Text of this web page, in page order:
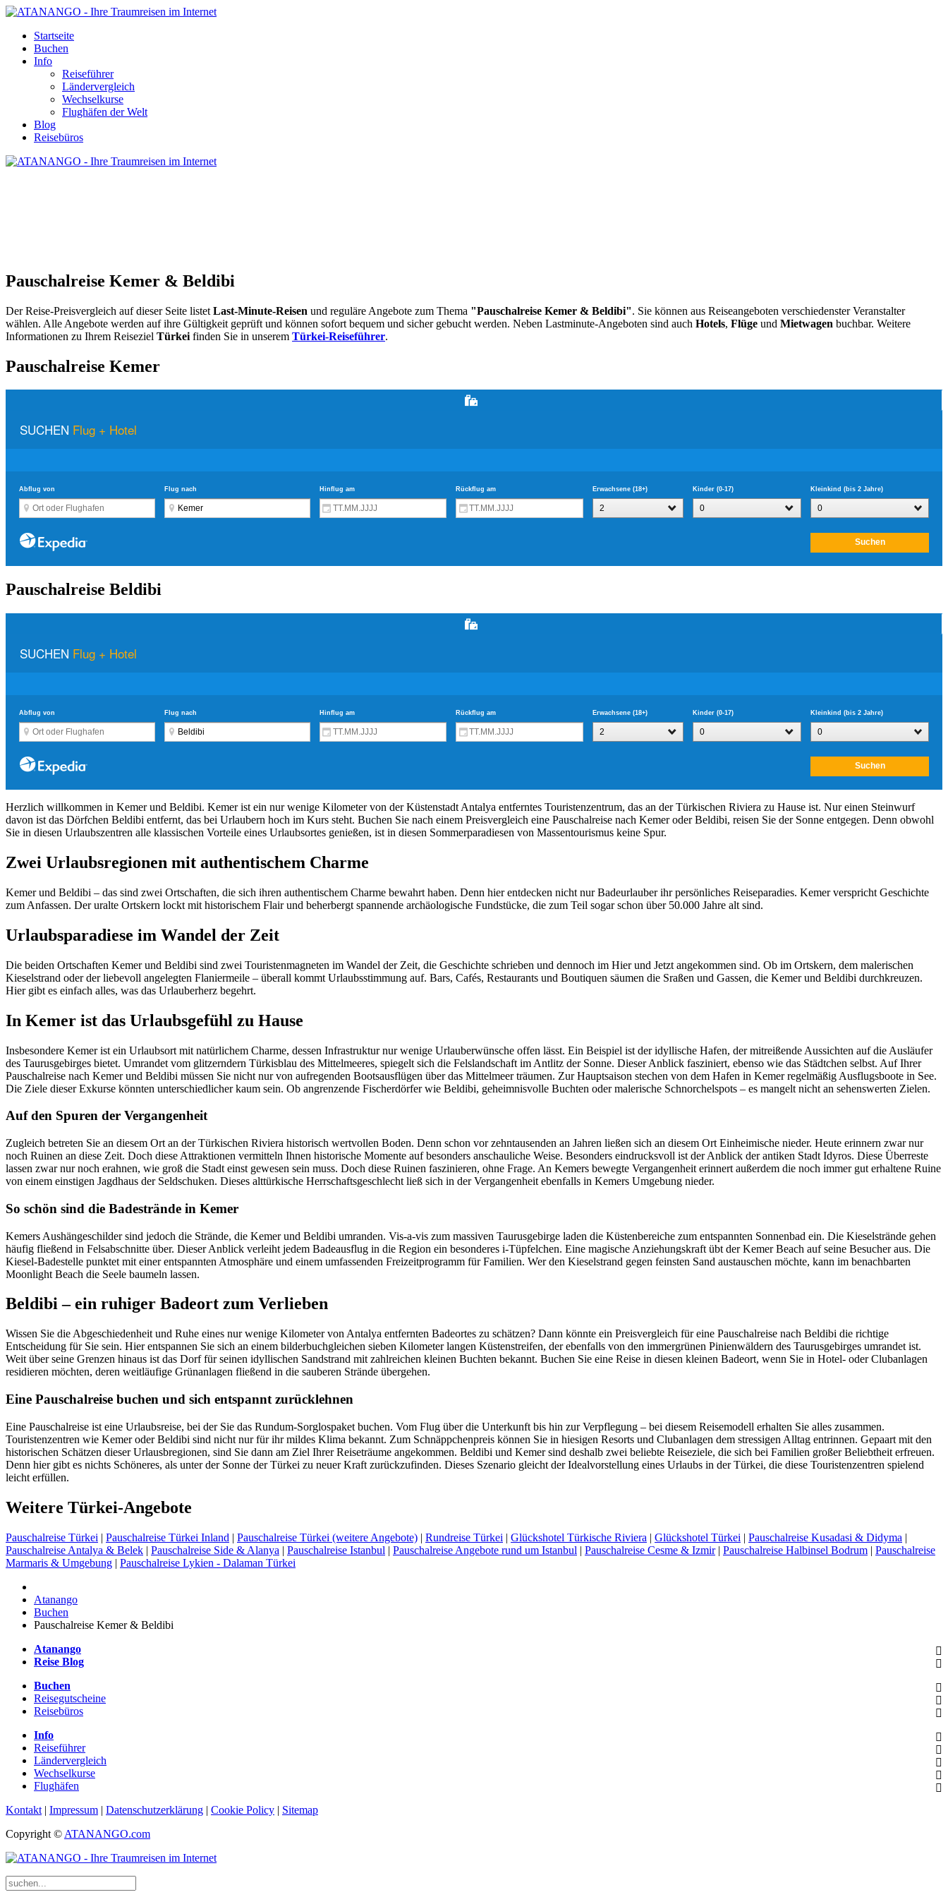
Startseite
Buchen
Info
Reiseführer
Ländervergleich
Wechselkurse
Flughäfen der Welt
Blog
Reisebüros
Pauschalreise Kemer & Beldibi
Der Reise-Preisvergleich auf dieser Seite listet Last-Minute-Reisen und reguläre Angebote zum Thema "Pauschalreise Kemer & Beldibi". Sie können aus Reiseangeboten verschiedenster Veranstalter
wählen. Alle Angebote werden auf ihre Gültigkeit geprüft und können sofort bequem und sicher gebucht werden. Neben Lastminute-Angeboten sind auch Hotels, Flüge und Mietwagen buchbar. Weitere
Informationen zu Ihrem Reiseziel Türkei finden Sie in unserem Türkei-Reiseführer.
Pauschalreise Kemer
Pauschalreise Beldibi
Herzlich willkommen in Kemer und Beldibi. Kemer ist ein nur wenige Kilometer von der Küstenstadt Antalya entferntes Touristenzentrum, das an der Türkischen Riviera zu Hause ist. Nur einen Steinwurf
davon ist das Dörfchen Beldibi entfernt, das bei Urlaubern hoch im Kurs steht. Buchen Sie nach einem Preisvergleich eine Pauschalreise nach Kemer oder Beldibi, reisen Sie der Sonne entgegen. Denn obwohl
Sie in diesen Urlaubszentren alle klassischen Vorteile eines Urlaubsortes genießen, ist in diesen Sommerparadiesen von Massentourismus keine Spur.
Zwei Urlaubsregionen mit authentischem Charme
Kemer und Beldibi – das sind zwei Ortschaften, die sich ihren authentischem Charme bewahrt haben. Denn hier entdecken nicht nur Badeurlauber ihr persönliches Reiseparadies. Kemer verspricht Geschichte
zum Anfassen. Der uralte Ortskern lockt mit historischem Flair und beherbergt spannende archäologische Fundstücke, die zum Teil sogar schon über 50.000 Jahre alt sind.
Urlaubsparadiese im Wandel der Zeit
Die beiden Ortschaften Kemer und Beldibi sind zwei Touristenmagneten im Wandel der Zeit, die Geschichte schrieben und dennoch im Hier und Jetzt angekommen sind. Ob im Ortskern, dem malerischen
Kieselstrand oder der liebevoll angelegten Flaniermeile – überall kommt Urlaubsstimmung auf. Bars, Cafés, Restaurants und Boutiquen säumen die Sraßen und Gassen, die Kemer und Beldibi durchkreuzen.
Hier gibt es einfach alles, was das Urlauberherz begehrt.
In Kemer ist das Urlaubsgefühl zu Hause
Insbesondere Kemer ist ein Urlaubsort mit natürlichem Charme, dessen Infrastruktur nur wenige Urlauberwünsche offen lässt. Ein Beispiel ist der idyllische Hafen, der mitreißende Aussichten auf die Ausläufer
des Taurusgebirges bietet. Umrandet vom glitzerndern Türkisblau des Mittelmeeres, spiegelt sich die Felslandschaft im Antlitz der Sonne. Dieser Anblick fasziniert, ebenso wie das Städtchen selbst. Auf Ihrer
Pauschalreise nach Kemer und Beldibi müssen Sie nicht nur von aufregenden Bootsausflügen über das Mittelmeer träumen. Zur Hauptsaison stechen von dem Hafen in Kemer regelmäßig Ausflugsboote in See.
Die Ziele dieser Exkurse könnten unterschiedlicher kaum sein. Ob angrenzende Fischerdörfer wie Beldibi, geheimnisvolle Buchten oder malerische Schnorchelspots – es mangelt nicht an sehenswerten Zielen.
Auf den Spuren der Vergangenheit
Zugleich betreten Sie an diesem Ort an der Türkischen Riviera historisch wertvollen Boden. Denn schon vor zehntausenden an Jahren ließen sich an diesem Ort Einheimische nieder. Heute erinnern zwar nur
noch Ruinen an diese Zeit. Doch diese Attraktionen vermitteln Ihnen historische Momente auf besonders anschauliche Weise. Besonders eindrucksvoll ist der Anblick der antiken Stadt Idyros. Diese Überreste
lassen zwar nur noch erahnen, wie groß die Stadt einst gewesen sein muss. Doch diese Ruinen faszinieren, ohne Frage. An Kemers bewegte Vergangenheit erinnert außerdem die noch immer gut erhaltene Ruine
von einem einstigen Jagdhaus der Seldschuken. Dieses alttürkische Herrschaftsgeschlecht ließ sich in der Vergangenheit ebenfalls in Kemers Umgebung nieder.
So schön sind die Badestrände in Kemer
Kemers Aushängeschilder sind jedoch die Strände, die Kemer und Beldibi umranden. Vis-a-vis zum massiven Taurusgebirge laden die Küstenbereiche zum entspannten Sonnenbad ein. Die Kieselstrände gehen
häufig fließend in Felsabschnitte über. Dieser Anblick verleiht jedem Badeausflug in die Region ein besonderes i-Tüpfelchen. Eine magische Anziehungskraft übt der Kemer Beach auf seine Besucher aus. Die
Kiesel-Badestelle punktet mit einer entspannten Atmosphäre und einem umfassenden Freizeitprogramm für Familien. Wer den Kieselstrand gegen feinsten Sand austauschen möchte, kann im benachbarten
Moonlight Beach die Seele baumeln lassen.
Beldibi – ein ruhiger Badeort zum Verlieben
Wissen Sie die Abgeschiedenheit und Ruhe eines nur wenige Kilometer von Antalya entfernten Badeortes zu schätzen? Dann könnte ein Preisvergleich für eine Pauschalreise nach Beldibi die richtige
Entscheidung für Sie sein. Hier entspannen Sie sich an einem bilderbuchgleichen sieben Kilometer langen Küstenstreifen, der ebenfalls von den immergrünen Pinienwäldern des Taurusgebirges umrandet ist.
Weit über seine Grenzen hinaus ist das Dorf für seinen idyllischen Sandstrand mit zahlreichen kleinen Buchten bekannt. Buchen Sie eine Reise in diesen kleinen Badeort, wenn Sie in Hotel- oder Clubanlagen
residieren möchten, deren weitläufige Grünanlagen fließend in die sauberen Strände übergehen.
Eine Pauschalreise buchen und sich entspannt zurücklehnen
Eine Pauschalreise ist eine Urlaubsreise, bei der Sie das Rundum-Sorglospaket buchen. Vom Flug über die Unterkunft bis hin zur Verpflegung – bei diesem Reisemodell erhalten Sie alles zusammen.
Touristenzentren wie Kemer oder Beldibi sind nicht nur für ihr mildes Klima bekannt. Zum Schnäppchenpreis können Sie in hiesigen Resorts und Clubanlagen dem stressigen Alltag entrinnen. Gepaart mit den
historischen Schätzen dieser Urlausbregionen, sind Sie dann am Ziel Ihrer Reiseträume angekommen. Beldibi und Kemer sind deshalb zwei beliebte Reiseziele, die sich bei Familien großer Beliebtheit erfreuen.
Denn hier gibt es nichts Schöneres, als unter der Sonne der Türkei zu neuer Kraft zurückzufinden. Dieses Szenario gleicht der Idealvorstellung eines Urlaubs in der Türkei, die diese Touristenzentren spielend
leicht erfüllen.
Weitere Türkei-Angebote
Pauschalreise Türkei | Pauschalreise Türkei Inland | Pauschalreise Türkei (weitere Angebote) | Rundreise Türkei | Glückshotel Türkische Riviera | Glückshotel Türkei | Pauschalreise Kusadasi & Didyma |
Pauschalreise Antalya & Belek | Pauschalreise Side & Alanya | Pauschalreise Istanbul | Pauschalreise Angebote rund um Istanbul | Pauschalreise Cesme & Izmir| Pauschalreise Halbinsel Bodrum | Pauschalreise
Marmaris & Umgebung | Pauschalreise Lykien - Dalaman Türkei
Atanango
Buchen
Pauschalreise Kemer & Beldibi
Atanango
Reise Blog
Buchen
Reisegutscheine
Reisebüros
Info
Reiseführer
Ländervergleich
Wechselkurse
Flughäfen
Kontakt | Impressum | Datenschutzerklärung | Cookie Policy | Sitemap
Copyright © ATANANGO.com